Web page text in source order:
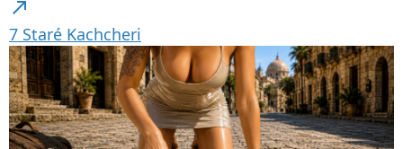
north_east
7 Staré Kachcheri